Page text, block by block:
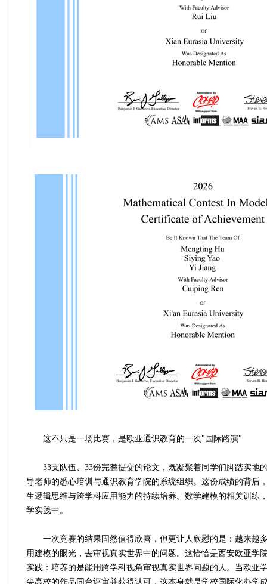
这不只是一场比赛，是欧亚通识教育的一次"国际路演"
33支队伍、33份完整提交的论文，既凝聚着同学们脚踏实地
导老师的悉心培训与通识教育学院的系统组织。这份成绩的背后
生逻辑思维与跨学科应用能力的持续培养。数学建模的相关训练
学实践中。
一次竞赛的结果固然值得欣喜，但更让人欣慰的是：越来越
用建模的眼光，去审视真实世界中的问题。这恰恰是西安欧亚学
实践：培养的是能用跨学科视角审视真实世界问题的人。当欧亚
尖高校的作品同台评审并获得认可，这本身就是学校国际化办学